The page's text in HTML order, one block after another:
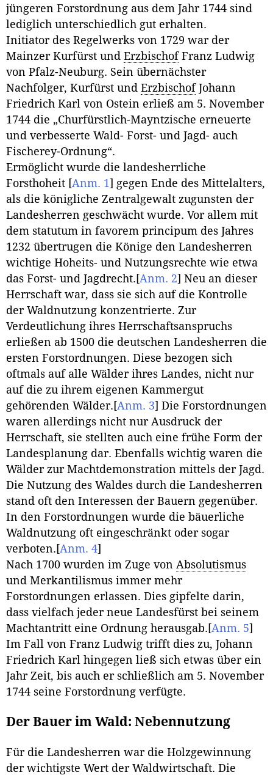
jüngeren Forstordnung aus dem Jahr 1744 sind
lediglich unterschiedlich gut erhalten.
Initiator des Regelwerks von 1729 war der
Mainzer Kurfürst und ErzbischofFranz Ludwig
von Pfalz-Neuburg. Sein übernächster
Nachfolger, Kurfürst und ErzbischofJohann
Friedrich Karl von Ostein erließ am 5. November
1744 die „Churfürstlich-Mayntzische erneuerte
und verbesserte Wald- Forst- und Jagd- auch
Fischerey-Ordnung“.
Ermöglicht wurde die landesherrliche
Forsthoheit [Anm. 1] gegen Ende des Mittelalters,
als die königliche Zentralgewalt zugunsten der
Landesherren geschwächt wurde. Vor allem mit
dem statutum in favorem principum des Jahres
1232 übertrugen die Könige den Landesherren
wichtige Hoheits- und Nutzungsrechte wie etwa
das Forst- und Jagdrecht. [Anm. 2] Neu an dieser
Herrschaft war, dass sie sich auf die Kontrolle
der Waldnutzung konzentrierte. Zur
Verdeutlichung ihres Herrschaftsanspruchs
erließen ab 1500 die deutschen Landesherren die
ersten Forstordnungen. Diese bezogen sich
oftmals auf alle Wälder ihres Landes, nicht nur
auf die zu ihrem eigenen Kammergut
gehörenden Wälder. [Anm. 3] Die Forstordnungen
waren allerdings nicht nur Ausdruck der
Herrschaft, sie stellten auch eine frühe Form der
Landesplanung dar. Ebenfalls wichtig waren die
Wälder zur Machtdemonstration mittels der Jagd.
Die Nutzung des Waldes durch die Landesherren
stand oft den Interessen der Bauern gegenüber.
In den Forstordnungen wurde die bäuerliche
Waldnutzung oft eingeschränkt oder sogar
verboten. [Anm. 4]
Nach 1700 wurden im Zuge von Absolutismus
und Merkantilismus immer mehr
Forstordnungen erlassen. Dies gipfelte darin,
dass vielfach jeder neue Landesfürst bei seinem
Machtantritt eine Ordnung herausgab. [Anm. 5]
Im Fall von Franz Ludwig trifft dies zu, Johann
Friedrich Karl hingegen ließ sich etwas über ein
Jahr Zeit, bis auch er schließlich am 5. November
1744 seine Forstordnung verfügte.
Der Bauer im Wald: Nebennutzung
Für die Landesherren war die Holzgewinnung
der wichtigste Wert der Waldwirtschaft. Die